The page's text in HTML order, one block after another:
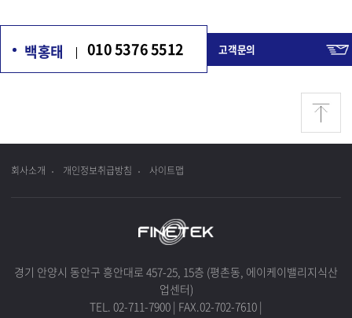
백홍태 010 5376 5512 고객문의
회사소개 개인정보취급방침 사이트맵
경기 안양시 동안구 흥안대로 457-25, 15층 (평촌동, 에이케이밸리지식산
업센터)
TEL. 02-711-7900 | FAX.02-702-7610 |